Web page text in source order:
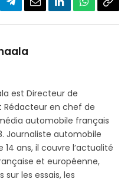
Partager
Telegram
EmailLinkedInWhatsApp
est Directeur de
Rédacteur en chef de
automobile français
Journaliste automobile
14 ans, il couvre l’actualité
et européenne,
les essais, les